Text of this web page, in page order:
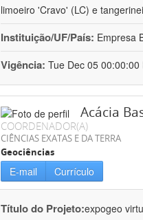
limoeiro 'Cravo' (LC) e
Instituição/UF/País: Empresa
Vigência: Tue Dec 05
Acácia
COORDENADOR(A)
CIÊNCIAS EXATAS E DA TERRA
Geociências
E-mail Currículo
Título do Projeto:expogeo